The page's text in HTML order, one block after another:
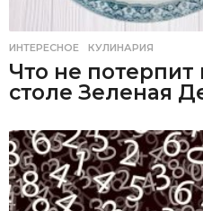
ИНТЕРЕСНОЕ ,КУЛИНАРИЯ
Что не
столе Зеленая